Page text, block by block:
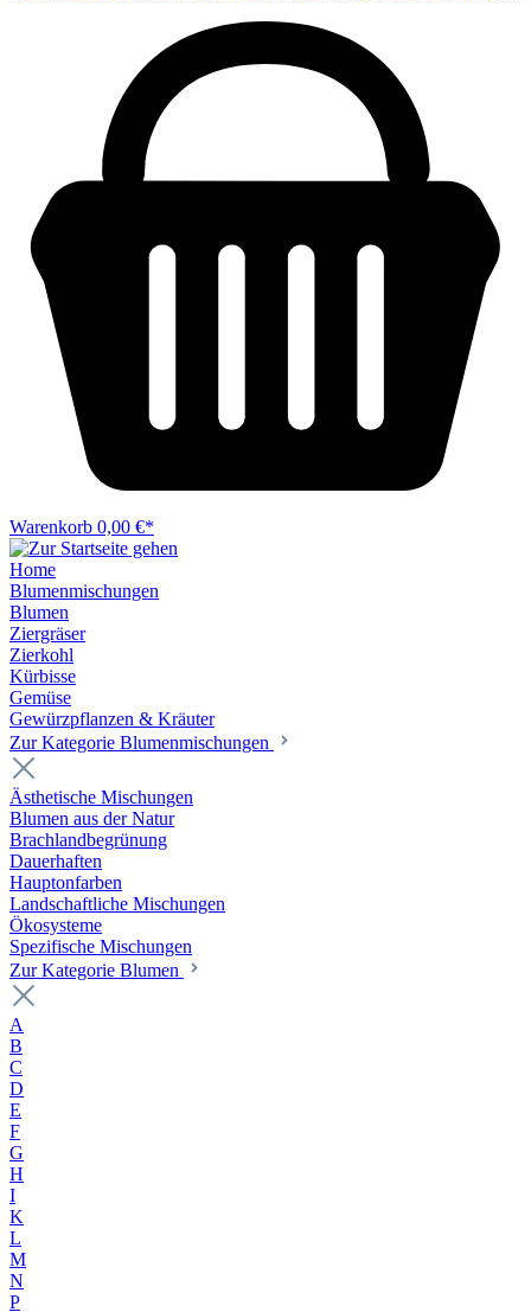
Warenkorb 0,00 €*
Home
Blumenmischungen
Blumen
Ziergräser
Zierkohl
Kürbisse
Gemüse
Gewürzpflanzen & Kräuter
Zur Kategorie Blumenmischungen
Ästhetische Mischungen
Blumen aus der Natur
Brachlandbegrünung
Dauerhaften
Hauptonfarben
Landschaftliche Mischungen
Ökosysteme
Spezifische Mischungen
Zur Kategorie Blumen
A
B
C
D
E
F
G
H
I
K
L
M
N
P